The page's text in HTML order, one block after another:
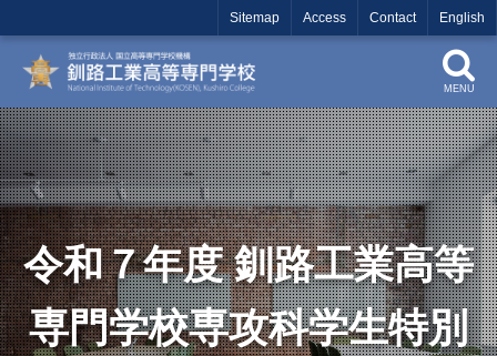
Sitemap Access Contact English
MENU
令和７年度 釧路工業高等
専門学校専攻科学生特別